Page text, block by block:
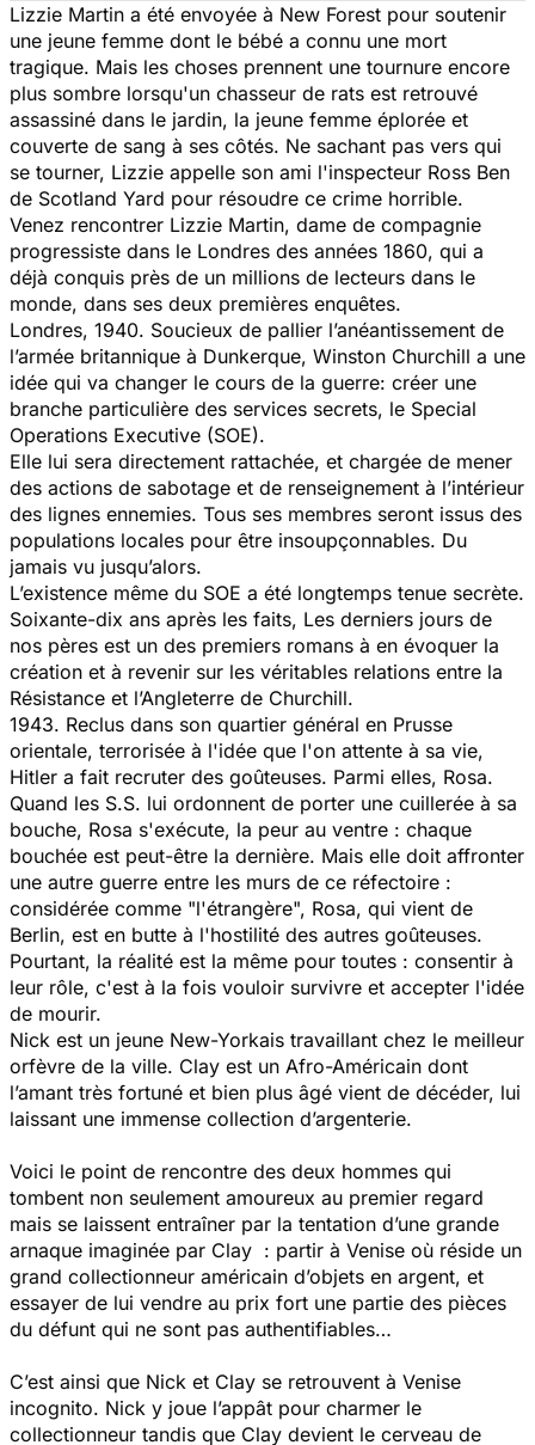
Lizzie Martin a été envoyée à New Forest pour soutenir
une jeune femme dont le bébé a connu une mort
tragique. Mais les choses prennent une tournure encore
plus sombre lorsqu'un chasseur de rats est retrouvé
assassiné dans le jardin, la jeune femme éplorée et
couverte de sang à ses côtés. Ne sachant pas vers qui
se tourner, Lizzie appelle son ami l'inspecteur Ross Ben
de Scotland Yard pour résoudre ce crime horrible.
Venez rencontrer Lizzie Martin, dame de compagnie
progressiste dans le Londres des années 1860, qui a
déjà conquis près de un millions de lecteurs dans le
monde, dans ses deux premières enquêtes.
Londres, 1940. Soucieux de pallier l’anéantissement de
l’armée britannique à Dunkerque, Winston Churchill a une
idée qui va changer le cours de la guerre: créer une
branche particulière des services secrets, le Special
Operations Executive (SOE).
Elle lui sera directement rattachée, et chargée de mener
des actions de sabotage et de renseignement à l’intérieur
des lignes ennemies. Tous ses membres seront issus des
populations locales pour être insoupçonnables. Du
jamais vu jusqu’alors.
L’existence même du SOE a été longtemps tenue secrète.
Soixante-dix ans après les faits, Les derniers jours de
nos pères est un des premiers romans à en évoquer la
création et à revenir sur les véritables relations entre la
Résistance et l’Angleterre de Churchill.
1943. Reclus dans son quartier général en Prusse
orientale, terrorisée à l'idée que l'on attente à sa vie,
Hitler a fait recruter des goûteuses. Parmi elles, Rosa.
Quand les S.S. lui ordonnent de porter une cuillerée à sa
bouche, Rosa s'exécute, la peur au ventre : chaque
bouchée est peut-être la dernière. Mais elle doit affronter
une autre guerre entre les murs de ce réfectoire :
considérée comme "l'étrangère", Rosa, qui vient de
Berlin, est en butte à l'hostilité des autres goûteuses.
Pourtant, la réalité est la même pour toutes : consentir à
leur rôle, c'est à la fois vouloir survivre et accepter l'idée
de mourir.
Nick est un jeune New-Yorkais travaillant chez le meilleur
orfèvre de la ville. Clay est un Afro-Américain dont
l’amant très fortuné et bien plus âgé vient de décéder, lui
laissant une immense collection d’argenterie.
Voici le point de rencontre des deux hommes qui
tombent non seulement amoureux au premier regard
mais se laissent entraîner par la tentation d’une grande
arnaque imaginée par Clay : partir à Venise où réside un
grand collectionneur américain d’objets en argent, et
essayer de lui vendre au prix fort une partie des pièces
du défunt qui ne sont pas authentifiables…
C’est ainsi que Nick et Clay se retrouvent à Venise
incognito. Nick y joue l’appât pour charmer le
collectionneur tandis que Clay devient le cerveau de